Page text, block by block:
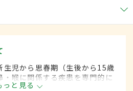
生児から思春期（生後から15歳
喉に関係する疾患を専門的に
っと見る